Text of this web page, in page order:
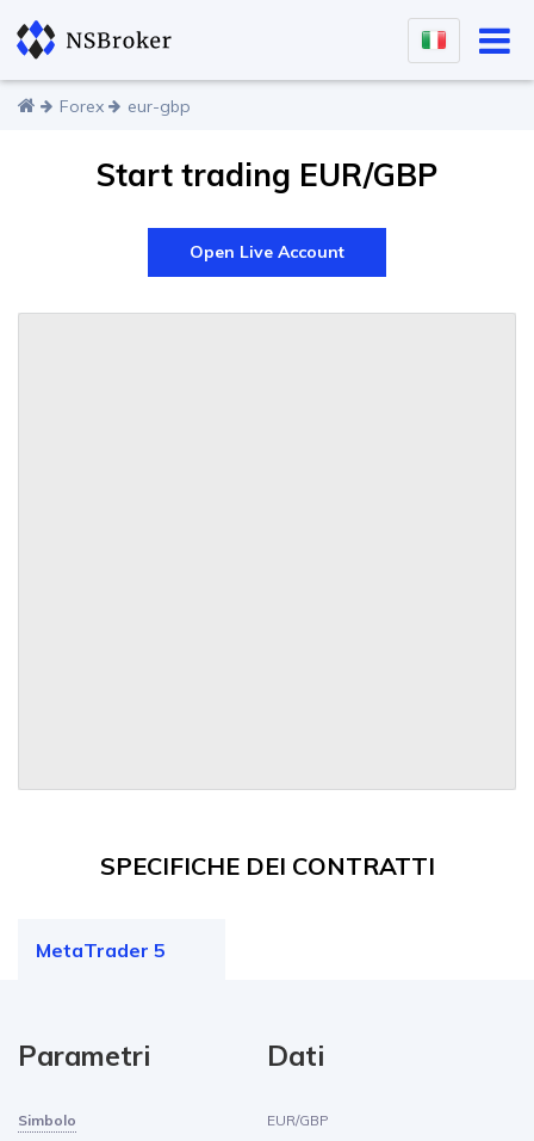
Forex eur-gbp
Start trading EUR/GBP
Open Live Account
SPECIFICHE DEI CONTRATTI
MetaTrader 5
Parametri Dati
Simbolo EUR/GBP